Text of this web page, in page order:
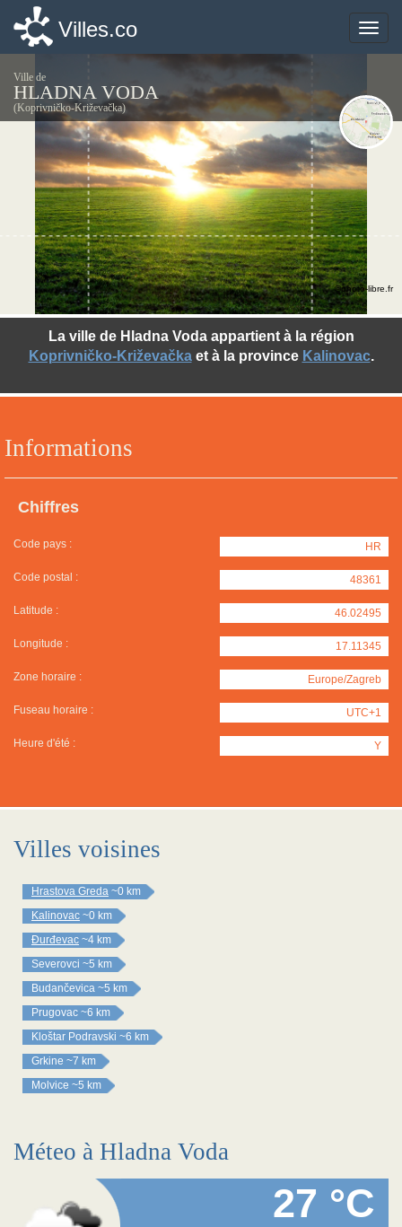
Toggle
Villes.co
Ville de
HLADNA VODA
(Koprivničko-Križevačka)
Informations
Chiffres
Code pays : HR
Code postal : 48361
Latitude : 46.02495
Longitude : 17.11345
Zone horaire : Europe/Zagreb
Fuseau horaire : UTC+1
Heure d'été : Y
La ville de Hladna Voda appartient à la région
Koprivničko-Križevačkaet à la province Kalinovac.
©photo-libre.fr
Villes voisines
Hrastova Greda ~0 km
Kalinovac ~0 km
Đurđevac ~4 km
Severovci ~5 km
Budančevica ~5 km
Prugovac ~6 km
Kloštar Podravski ~6 km
Grkine ~7 km
Molvice ~5 km
Méteo à Hladna Voda
27 °C
Toggle
Villes.co